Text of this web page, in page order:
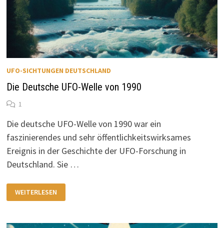
UFO-SICHTUNGEN DEUTSCHLAND
Die Deutsche UFO-Welle von 1990
1
Die deutsche UFO-Welle von 1990 war ein
faszinierendes und sehr öffentlichkeitswirksames
Ereignis in der Geschichte der UFO-Forschung in
Deutschland. Sie …
DEUTSCHE
UFO-
1990
WEITERLESEN